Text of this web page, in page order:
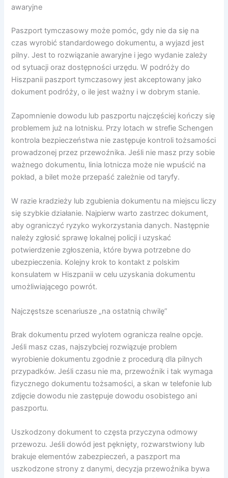
awaryjne
Paszport tymczasowy może pomóc, gdy nie da się na
czas wyrobić standardowego dokumentu, a wyjazd jest
pilny. Jest to rozwiązanie awaryjne i jego wydanie zależy
od sytuacji oraz dostępności urzędu. W podróży do
Hiszpanii paszport tymczasowy jest akceptowany jako
dokument podróży, o ile jest ważny i w dobrym stanie.
Zapomnienie dowodu lub paszportu najczęściej kończy się
problemem już na lotnisku. Przy lotach w strefie Schengen
kontrola bezpieczeństwa nie zastępuje kontroli tożsamości
prowadzonej przez przewoźnika. Jeśli nie masz przy sobie
ważnego dokumentu, linia lotnicza może nie wpuścić na
pokład, a bilet może przepaść zależnie od taryfy.
W razie kradzieży lub zgubienia dokumentu na miejscu liczy
się szybkie działanie. Najpierw warto zastrzec dokument,
aby ograniczyć ryzyko wykorzystania danych. Następnie
należy zgłosić sprawę lokalnej policji i uzyskać
potwierdzenie zgłoszenia, które bywa potrzebne do
ubezpieczenia. Kolejny krok to kontakt z polskim
konsulatem w Hiszpanii w celu uzyskania dokumentu
umożliwiającego powrót.
Najczęstsze scenariusze „na ostatnią chwilę”
Brak dokumentu przed wylotem ogranicza realne opcje.
Jeśli masz czas, najszybciej rozwiązuje problem
wyrobienie dokumentu zgodnie z procedurą dla pilnych
przypadków. Jeśli czasu nie ma, przewoźnik i tak wymaga
fizycznego dokumentu tożsamości, a skan w telefonie lub
zdjęcie dowodu nie zastępuje dowodu osobistego ani
paszportu.
Uszkodzony dokument to częsta przyczyna odmowy
przewozu. Jeśli dowód jest pęknięty, rozwarstwiony lub
brakuje elementów zabezpieczeń, a paszport ma
uszkodzone strony z danymi, decyzja przewoźnika bywa